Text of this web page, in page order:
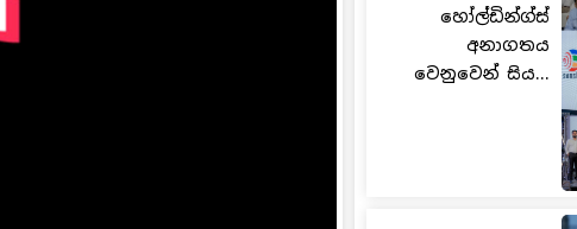
හෝල්ඩින්ග්ස්
අනාගතය
වෙනුවෙන් සිය...